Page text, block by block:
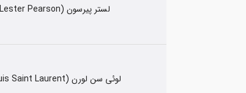
لستر پیرسون (Lester Pearson)
لوئی سن لورن (Louis Saint Laurent)